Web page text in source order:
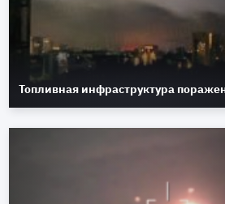
Топливная инфраструктура